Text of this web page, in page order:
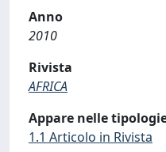
Anno
2010
Rivista
AFRICA
Appare nelle
1.1 Articolo in Rivista